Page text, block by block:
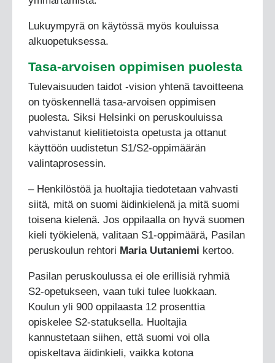
Lukuympyrä on käytössä myös kouluissa
alkuopetuksessa.
Tasa-arvoisen oppimisen puolesta
Tulevaisuuden taidot -vision yhtenä tavoitteena
on työskennellä tasa-arvoisen oppimisen
puolesta. Siksi Helsinki on peruskouluissa
vahvistanut kielitietoista opetusta ja ottanut
käyttöön uudistetun S1/S2-oppimäärän
valintaprosessin.
– Henkilöstöä ja huoltajia tiedotetaan vahvasti
siitä, mitä on suomi äidinkielenä ja mitä suomi
toisena kielenä. Jos oppilaalla on hyvä suomen
kieli työkielenä, valitaan S1-oppimäärä, Pasilan
peruskoulun rehtori Maria Uutaniemi kertoo.
Pasilan peruskoulussa ei ole erillisiä ryhmiä
S2-opetukseen, vaan tuki tulee luokkaan.
Koulun yli 900 oppilaasta 12 prosenttia
opiskelee S2-statuksella. Huoltajia
kannustetaan siihen, että suomi voi olla
opiskeltava äidinkieli, vaikka kotona